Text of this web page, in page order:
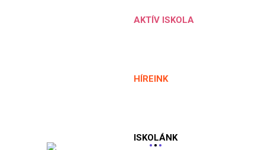
AKTÍV ISKOLA
HÍREINK
ISKOLÁNK